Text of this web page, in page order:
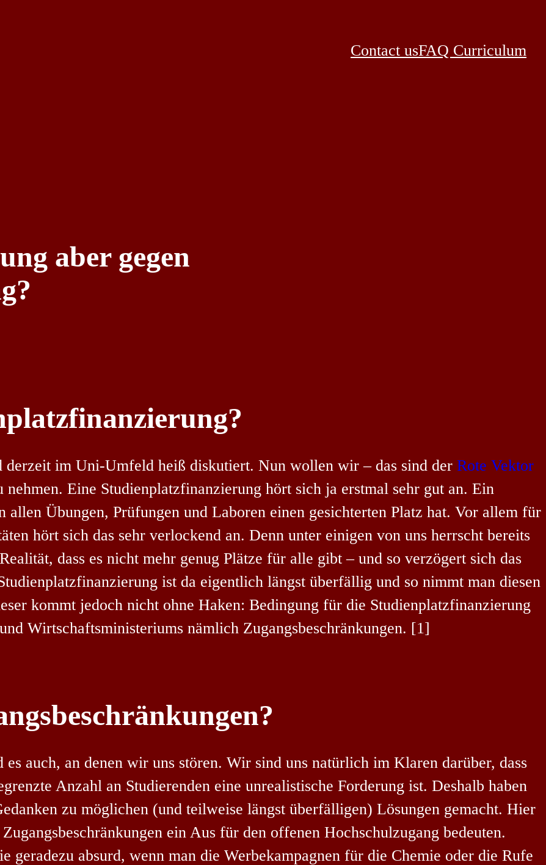
Contact usFAQ Curriculum
aber gegen
derzeit im Uni-Umfeld heiß diskutiert. Nun wollen wir – das sind der Rote Vektor
nehmen. Eine Studienplatzfinanzierung hört sich ja erstmal sehr gut an. Ein
allen Übungen, Prüfungen und Laboren einen gesichterten Platz hat. Vor allem für
hört sich das sehr verlockend an. Denn unter einigen von uns herrscht bereits
dass es nicht mehr genug Plätze für alle gibt – und so verzögert sich das
ist da eigentlich längst überfällig und so nimmt man diesen
kommt jedoch nicht ohne Haken: Bedingung für die Studienplatzfinanzierung
Wirtschaftsministeriums nämlich Zugangsbeschränkungen. [1]
es auch, an denen wir uns stören. Wir sind uns natürlich im Klaren darüber, dass
Anzahl an Studierenden eine unrealistische Forderung ist. Deshalb haben
zu möglichen (und teilweise längst überfälligen) Lösungen gemacht. Hier
ein Aus für den offenen Hochschulzugang bedeuten.
geradezu absurd, wenn man die Werbekampagnen für die Chemie oder die Rufe